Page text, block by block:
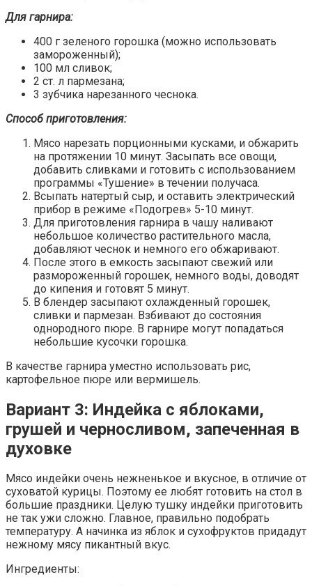
Для гарнира:
400 г зеленого горошка (можно использовать
замороженный);
100 мл сливок;
2 ст. л пармезана;
3 зубчика нарезанного чеснока.
Способ приготовления:
Мясо нарезать порционными кусками, и обжарить
на протяжении 10 минут. Засыпать все овощи,
добавить сливками и готовить с использованием
программы «Тушение» в течении получаса.
Всыпать натертый сыр, и оставить электрический
прибор в режиме «Подогрев» 5-10 минут.
Для приготовления гарнира в чашу наливают
небольшое количество растительного масла,
добавляют чеснок и немного его обжаривают.
После этого в емкость засыпают свежий или
размороженный горошек, немного воды, доводят
до кипения и готовят 5 минут.
В блендер засыпают охлажденный горошек,
сливки и пармезан. Взбивают до состояния
однородного пюре. В гарнире могут попадаться
небольшие кусочки горошка.
В качестве гарнира уместно использовать рис,
картофельное пюре или вермишель.
Вариант 3: Индейка с яблоками,
грушей и черносливом, запеченная в
духовке
Мясо индейки очень нежненькое и вкусное, в отличие от
суховатой курицы. Поэтому ее любят готовить на стол в
большие праздники. Целую тушку индейки приготовить
не так ужи сложно. Главное, правильно подобрать
температуру. А начинка из яблок и сухофруктов придадут
нежному мясу пикантный вкус.
Ингредиенты: